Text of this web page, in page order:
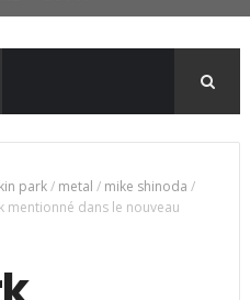
park/ metal / mike shinoda /
mentionné dans le nouveau